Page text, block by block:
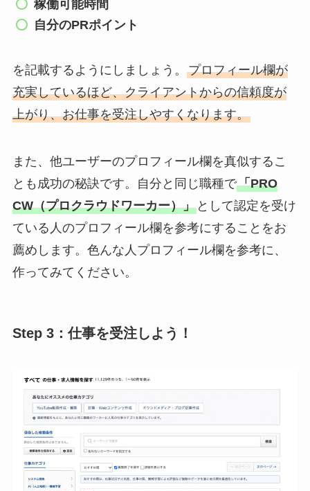
稼働可能時間
自分のPRポイント
を記載するようにしましょう。 プロフィール欄が
充実しているほど、クライアントからの信頼度が
上がり、お仕事を受注しやすくなります。
また、他ユーザーのプロフィール欄を真似するこ
とも成功の秘訣です。自分と同じ職種で「PRO
CW（プロクラウドワーカー）」として認定を受け
ている人のプロフィール欄を参考にすることをお
薦めします。色んな人プロフィール欄を参考に、
作ってみてください。
Step 3：仕事を受注しよう！